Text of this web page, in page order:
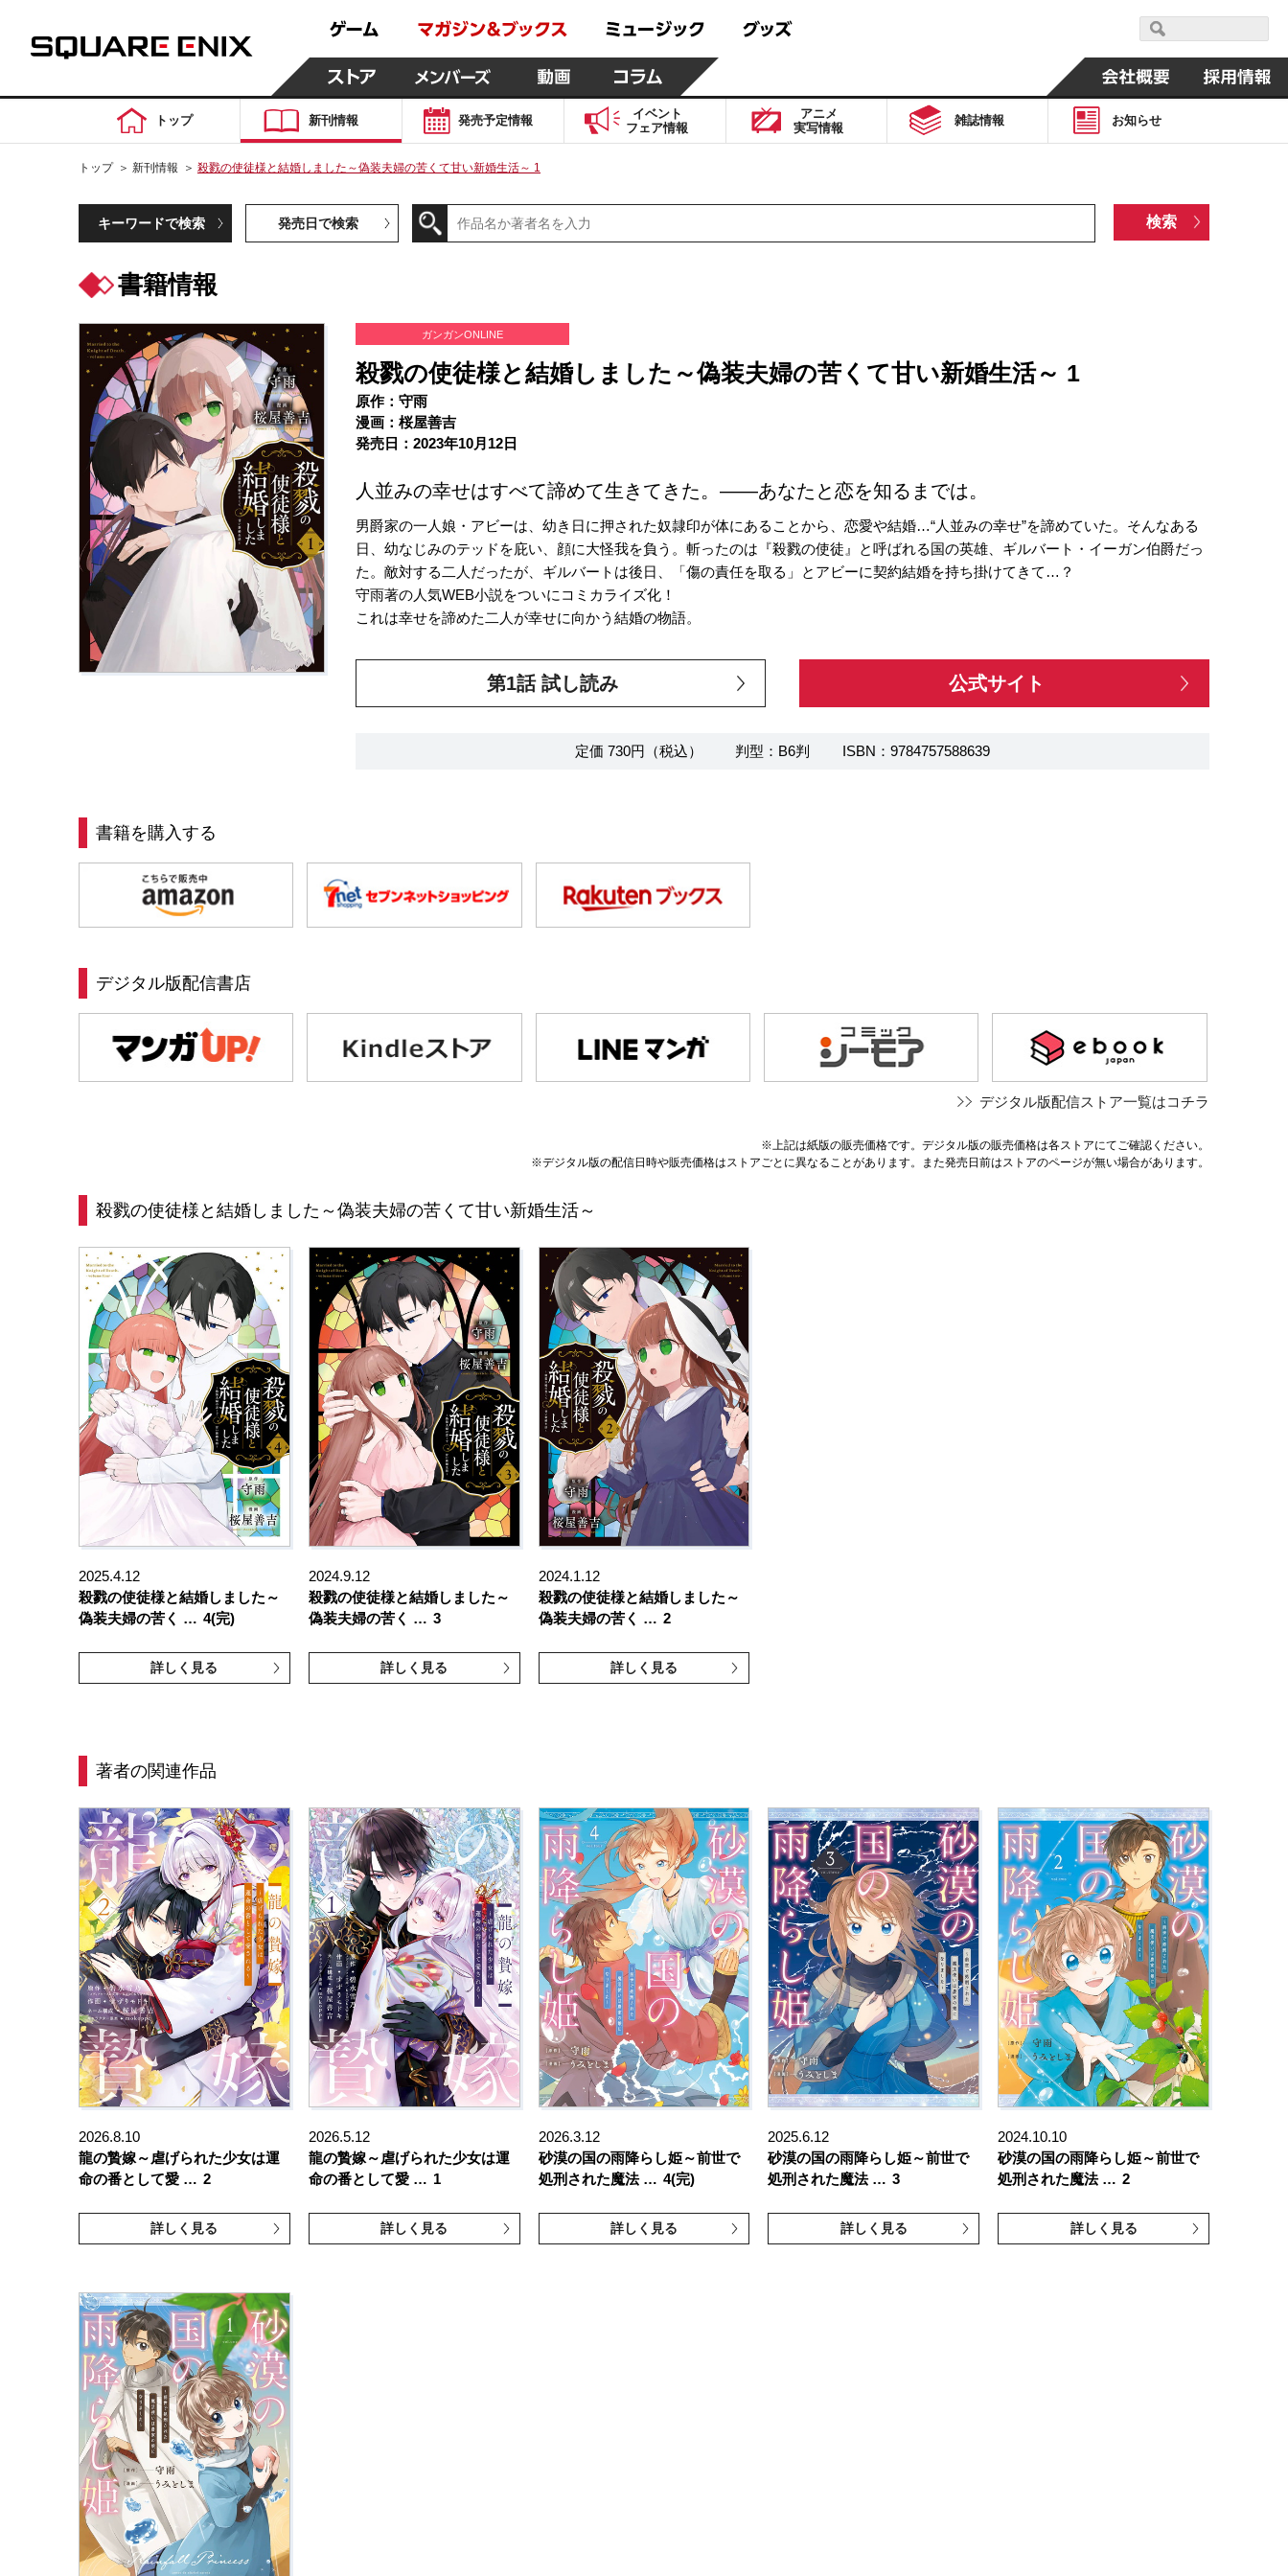
トップ 新刊情報 発売予定情報
イベント
フェア情報
アニメ
実写情報
雑誌情報 お知らせ
トップ ＞ 新刊情報 ＞ 殺戮の使徒様と結婚しました～偽装夫婦の苦くて甘い新婚生活～ 1
キーワードで検索 発売日で検索
書籍情報
ガンガンONLINE
殺戮の使徒様と結婚しました～偽装夫婦の苦くて甘い新婚生活～ 1
原作：守雨
漫画：桜屋善吉
発売日：2023年10月12日
人並みの幸せはすべて諦めて生きてきた。――あなたと恋を知るまでは。
男爵家の一人娘・アビーは、幼き日に押された奴隷印が体にあることから、恋愛や結婚…“人並みの幸せ”を諦めていた。そんなある
日、幼なじみのテッドを庇い、顔に大怪我を負う。斬ったのは『殺戮の使徒』と呼ばれる国の英雄、ギルバート・イーガン伯爵だっ
た。敵対する二人だったが、ギルバートは後日、「傷の責任を取る」とアビーに契約結婚を持ち掛けてきて…？
守雨著の人気WEB小説をついにコミカライズ化！
これは幸せを諦めた二人が幸せに向かう結婚の物語。
第1話 試し読み 公式サイト
定価 730円（税込） 判型：B6判 ISBN：9784757588639
書籍を購入する
デジタル版配信書店
デジタル版配信ストア一覧はコチラ
※上記は紙版の販売価格です。デジタル版の販売価格は各ストアにてご確認ください。
※デジタル版の配信日時や販売価格はストアごとに異なることがあります。また発売日前はストアのページが無い場合があります。
殺戮の使徒様と結婚しました～偽装夫婦の苦くて甘い新婚生活～
2025.4.12
殺戮の使徒様と結婚しました～
偽装夫婦の苦く … 4(完)
詳しく見る
2024.9.12
殺戮の使徒様と結婚しました～
偽装夫婦の苦く … 3
詳しく見る
2024.1.12
殺戮の使徒様と結婚しました～
偽装夫婦の苦く … 2
詳しく見る
著者の関連作品
2026.8.10
龍の贄嫁～虐げられた少女は運
命の番として愛 … 2
詳しく見る
2026.5.12
龍の贄嫁～虐げられた少女は運
命の番として愛 … 1
詳しく見る
2026.3.12
砂漠の国の雨降らし姫～前世で
処刑された魔法 … 4(完)
詳しく見る
2025.6.12
砂漠の国の雨降らし姫～前世で
処刑された魔法 … 3
詳しく見る
2024.10.10
砂漠の国の雨降らし姫～前世で
処刑された魔法 … 2
詳しく見る